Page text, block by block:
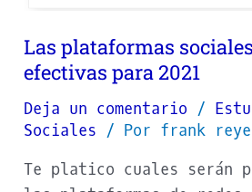
Las plataformas
efectivas para 2021
Deja un comentario /
Sociales / Por frank
Te platico cuales serán